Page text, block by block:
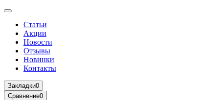
Статьи
Акции
Новости
Отзывы
Новинки
Контакты
Закладки0
Сравнение0